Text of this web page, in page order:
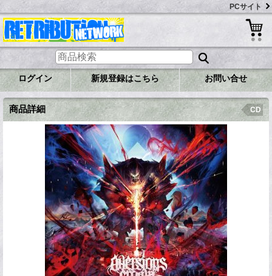
PCサイト
ログイン 新規登録はこちら お問い合せ
商品詳細 CD